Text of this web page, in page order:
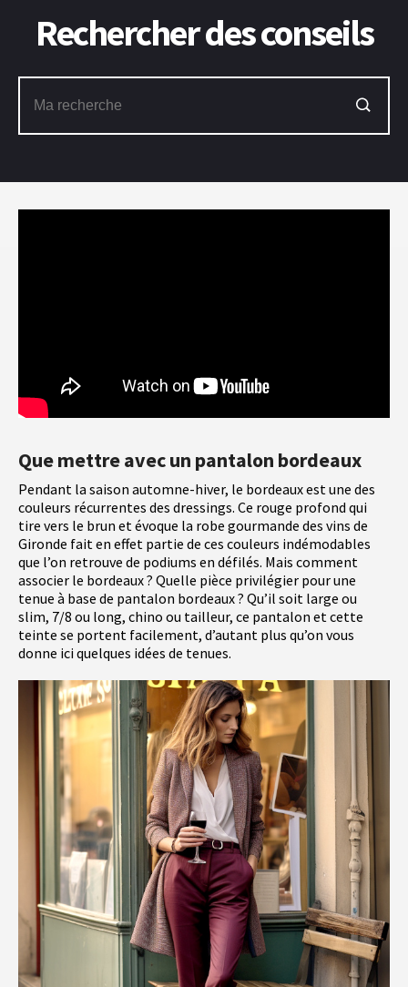
Que mettre avec un pantalon bordeaux
Pendant la saison automne-hiver, le bordeaux est une des
couleurs récurrentes des dressings. Ce rouge profond qui
tire vers le brun et évoque la robe gourmande des vins de
Gironde fait en effet partie de ces couleurs indémodables
que l’on retrouve de podiums en défilés. Mais comment
associer le bordeaux ? Quelle pièce privilégier pour une
tenue à base de pantalon bordeaux ? Qu’il soit large ou
slim, 7/8 ou long, chino ou tailleur, ce pantalon et cette
teinte se portent facilement, d’autant plus qu’on vous
donne ici quelques idées de tenues.
Rechercher des conseils